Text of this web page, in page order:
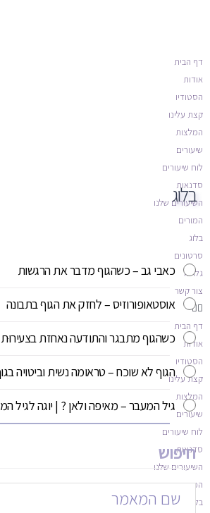
דף הבית
אודות
הסטודיו
קצת עלינו
המלצות
שיעורים
לוח שיעורים
סדנאות
השיעורים שלנו
המורים
בלוג
סרטונים
גלריה
צור קשר
דף הבית
אודות
הסטודיו
קצת עלינו
המלצות
שיעורים
לוח שיעורים
סדנאות
השיעורים שלנו
המורים
בלוג
בלוג
כאבי גב – כשהגוף מדבר את הרגשות
אוסטאופורוזיס – לחזק את הגוף בתבונה
כשהגוף מתבגר והתודעה נאחזת בצעירוּת
הגוף לא שוכח – טראומה נשית וביטויה
גיל המעבר – מאיפה ולאן ? | יוגה לגיל
חיפוש